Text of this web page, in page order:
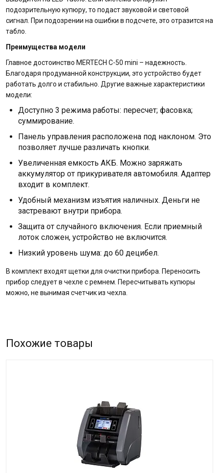
подозрительную купюру, то подаст звуковой и световой
сигнал. При подозрении на ошибки в подсчете, это отразится на
табло.
Преимущества модели
Главное достоинство MERTECH C-50 mini – надежность.
Благодаря продуманной конструкции, это устройство будет
работать долго и стабильно. Другие важные характеристики
модели:
Доступно 3 режима работы: пересчет; фасовка;
суммирование.
Панель управления расположена под наклоном. Это
позволяет лучше различать кнопки.
Увеличенная емкость АКБ. Можно заряжать
аккумулятор от прикуривателя автомобиля. Адаптер
входит в комплект.
Удобный механизм изъятия наличных. Деньги не
застревают внутри прибора.
Защита от случайного включения. Если приемный
лоток сложен, устройство не включится.
Низкий уровень шума: до 60 децибел.
В комплект входят щетки для очистки прибора. Переносить
прибор следует в чехле с ремнем. Пересчитывать купюры
можно, не вынимая счетчик из чехла.
Похожие товары